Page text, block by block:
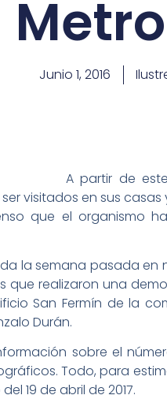
Junio 1, 2016
A partir de
visitados en sus
que el organismo
la semana pasada en
realizaron una
San Fermín de la
Durán.
sobre el
Todo, para
19 de abril de 2017.